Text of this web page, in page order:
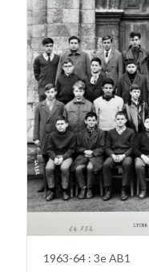
1963-64 : 3e AB1